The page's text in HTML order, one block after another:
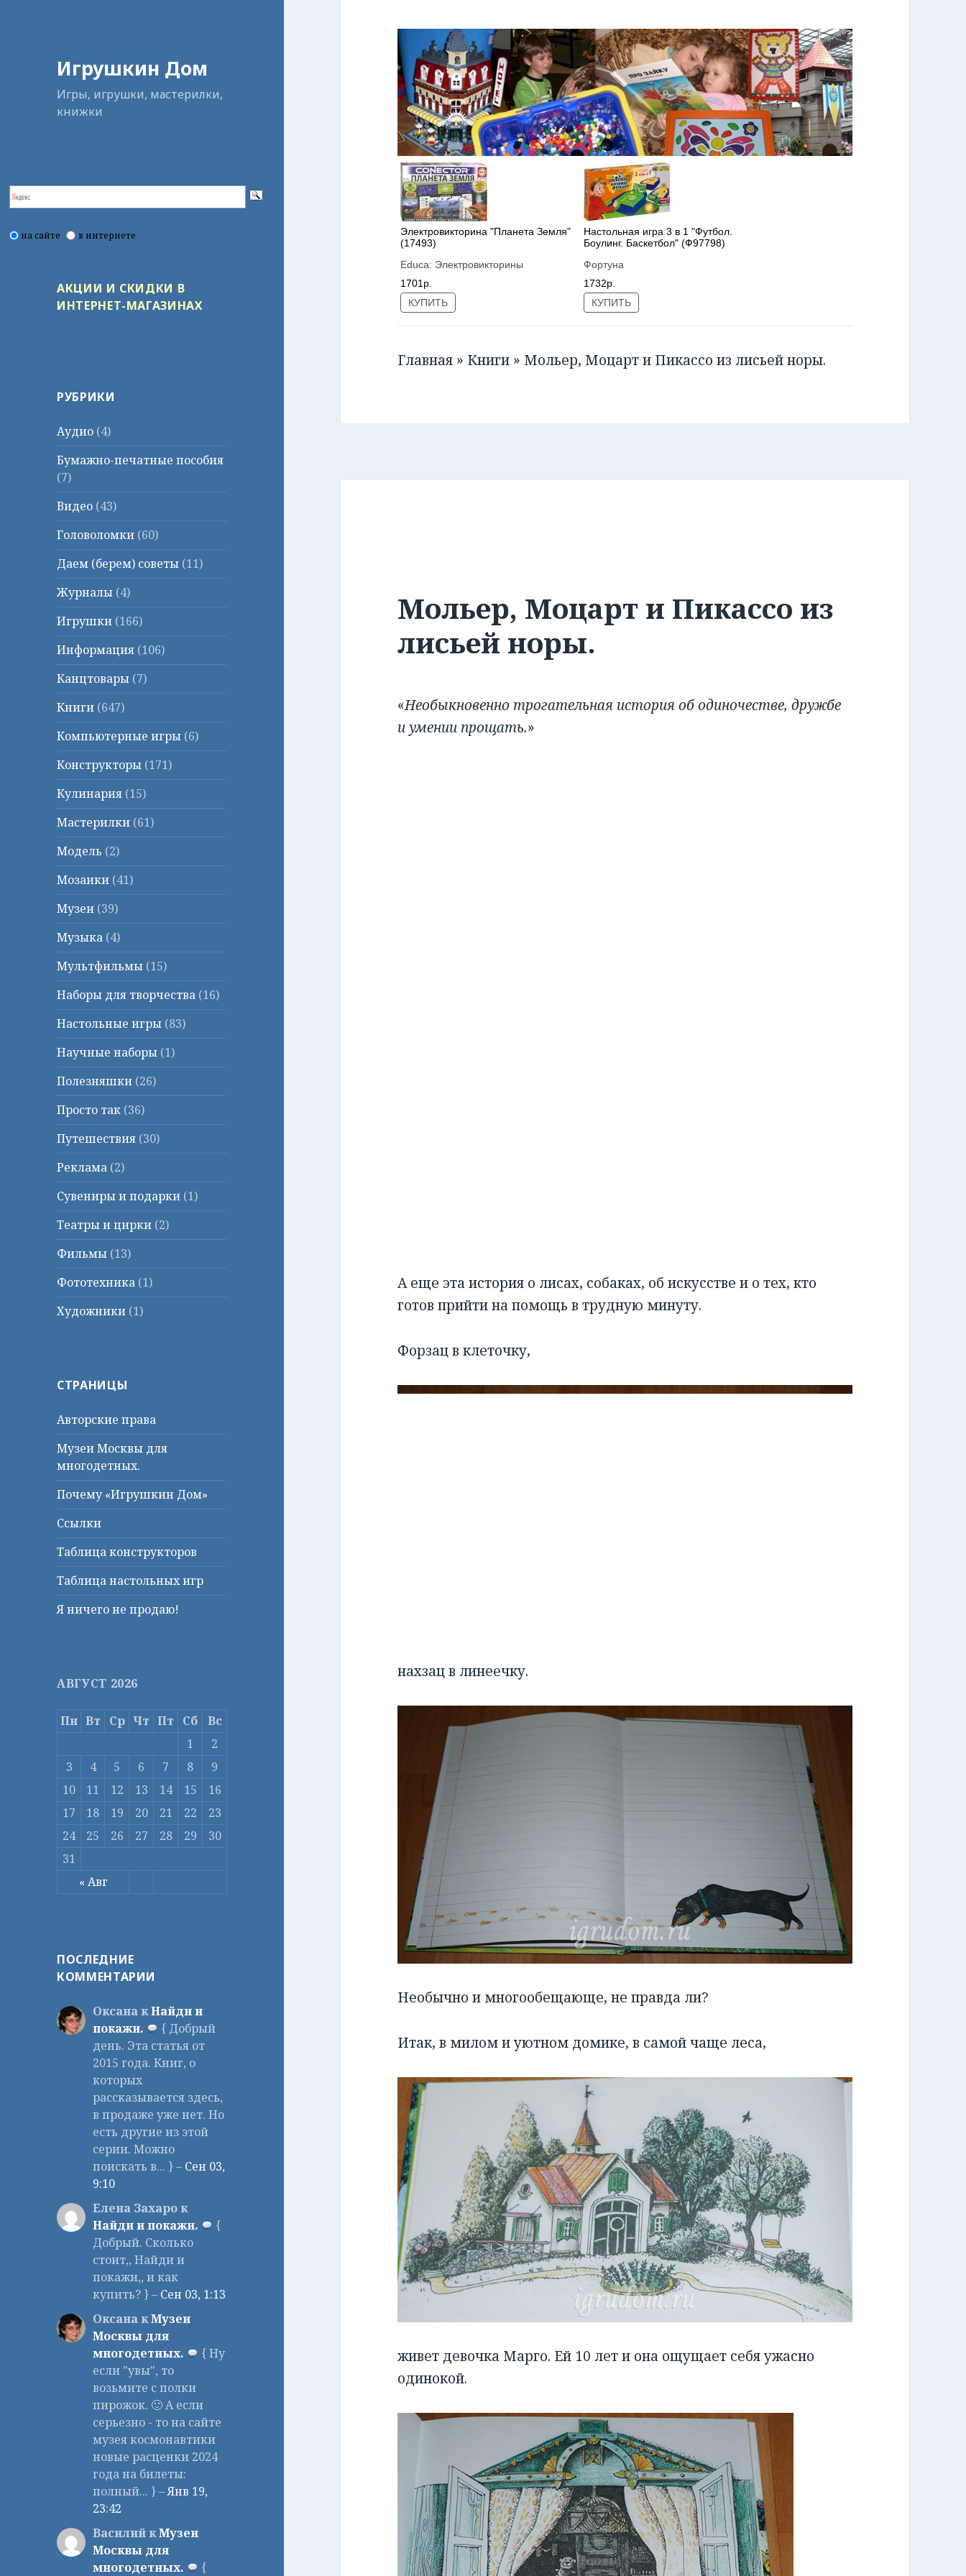
Игрушкин Дом
Игры, игрушки, мастерилки,
книжки
на сайте в интернете
АКЦИИ И СКИДКИ В
ИНТЕРНЕТ-МАГАЗИНАХ
РУБРИКИ
Аудио (4)
Бумажно-печатные пособия
(7)
Видео (43)
Головоломки (60)
Даем (берем) советы (11)
Журналы (4)
Игрушки (166)
Информация (106)
Канцтовары (7)
Книги (647)
Компьютерные игры (6)
Конструкторы (171)
Кулинария (15)
Мастерилки (61)
Модель (2)
Мозаики (41)
Музеи (39)
Музыка (4)
Мультфильмы (15)
Наборы для творчества (16)
Настольные игры (83)
Научные наборы (1)
Полезняшки (26)
Просто так (36)
Путешествия (30)
Реклама (2)
Сувениры и подарки (1)
Театры и цирки (2)
Фильмы (13)
Фототехника (1)
Художники (1)
СТРАНИЦЫ
Авторские права
Музеи Москвы для
многодетных.
Почему «Игрушкин Дом»
Ссылки
Таблица конструкторов
Таблица настольных игр
Я ничего не продаю!
АВГУСТ 2026
Пн Вт Ср Чт Пт Сб Вс
« Авг
1
2
3
4 5 6 7 8
9
10
11 12 13 14 15
16
17
18 19 20 21 22
23
24
25 26 27 28 29
30
31
ПОСЛЕДНИЕ
КОММЕНТАРИИ
Оксана кНайди и
покажи.
{ Добрый
день. Эта статья от
2015 года. Книг, о
которых
рассказывается здесь,
в продаже уже нет. Но
есть другие из этой
серии. Можно
поискать в... } – Сен 03,
9:10
Елена Захаро к
Найди и покажи.
{
Добрый. Сколько
стоит,, Найди и
покажи,, и как
купить? } – Сен 03, 1:13
Оксана кМузеи
Москвы для
многодетных.
{ Ну
если "увы", то
возьмите с полки
пирожок. 🙂 А если
серьезно - то на сайте
музея космонавтики
новые расценки 2024
года на билеты:
полный... } –Янв 19,
23:42
Василий кМузеи
Москвы для
многодетных.
{
Электровикторина "Планета Земля"
(17493)
Educa: Электровикторины
1701р.
КУПИТЬ
Настольная игра 3 в 1 "Футбол.
Боулинг. Баскетбол" (Ф97798)
Фортуна
1732р.
КУПИТЬ
Главная » Книги » Мольер, Моцарт и Пикассо из лисьей норы.
Мольер, Моцарт и Пикассо из
лисьей норы.
«Необыкновенно трогательная история об одиночестве, дружбе
и умении прощать.»
А еще эта история о лисах, собаках, об искусстве и о тех, кто
готов прийти на помощь в трудную минуту.
Форзац в клеточку,
нахзац в линеечку.
Необычно и многообещающе, не правда ли?
Итак, в милом и уютном домике, в самой чаще леса,
живет девочка Марго. Ей 10 лет и она ощущает себя ужасно
одинокой.